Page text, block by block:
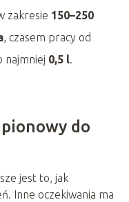
zakresie 150–250
, czasem pracy od
najmniej 0,5 l.
do
jest to, jak
Inne oczekiwania ma